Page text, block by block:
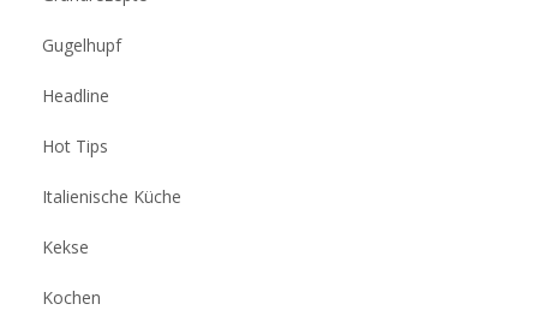
Gugelhupf
Headline
Hot Tips
Italienische Küche
Kekse
Kochen